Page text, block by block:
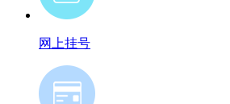
网上挂号